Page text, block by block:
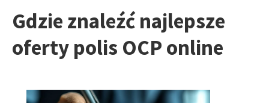
Gdzie znaleźć najlepsze
oferty polis OCP online